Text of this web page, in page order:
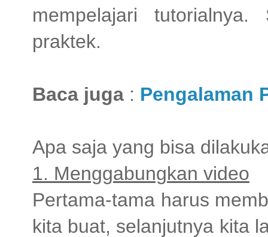
mempelajari
praktek.
Baca juga : Pengalaman
Apa saja yang bisa
1. Menggabungkan video
Pertama-tama harus
kita buat, selanjutnya kita